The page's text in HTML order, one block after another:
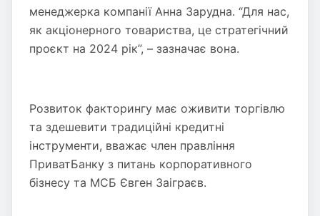
менеджерка компанії Анна Зарудна. “Для нас,
як акціонерного товариства, це стратегічний
проєкт на 2024 рік”, – зазначає вона.
Розвиток факторингу має оживити торгівлю
та здешевити традиційні кредитні
інструменти, вважає член правління
ПриватБанку з питань корпоративного
бізнесу та МСБ Євген Заіграєв.